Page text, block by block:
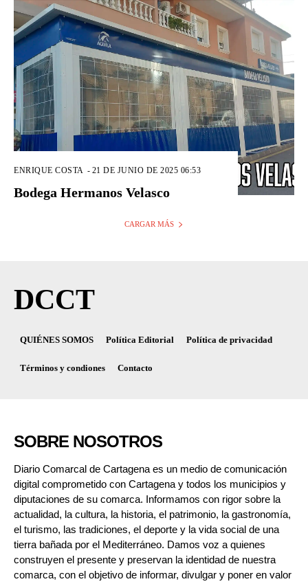
ENRIQUE COSTA - 21 DE JUNIO DE 2025 06:53
Bodega Hermanos Velasco
CARGAR MÁS
DCCT
QUIÉNES SOMOS Política Editorial Política de privacidad
Términos y condiones Contacto
SOBRE NOSOTROS
Diario Comarcal de Cartagena es un medio de comunicación
digital comprometido con Cartagena y todos los municipios y
diputaciones de su comarca. Informamos con rigor sobre la
actualidad, la cultura, la historia, el patrimonio, la gastronomía,
el turismo, las tradiciones, el deporte y la vida social de una
tierra bañada por el Mediterráneo. Damos voz a quienes
construyen el presente y preservan la identidad de nuestra
comarca, con el objetivo de informar, divulgar y poner en valor